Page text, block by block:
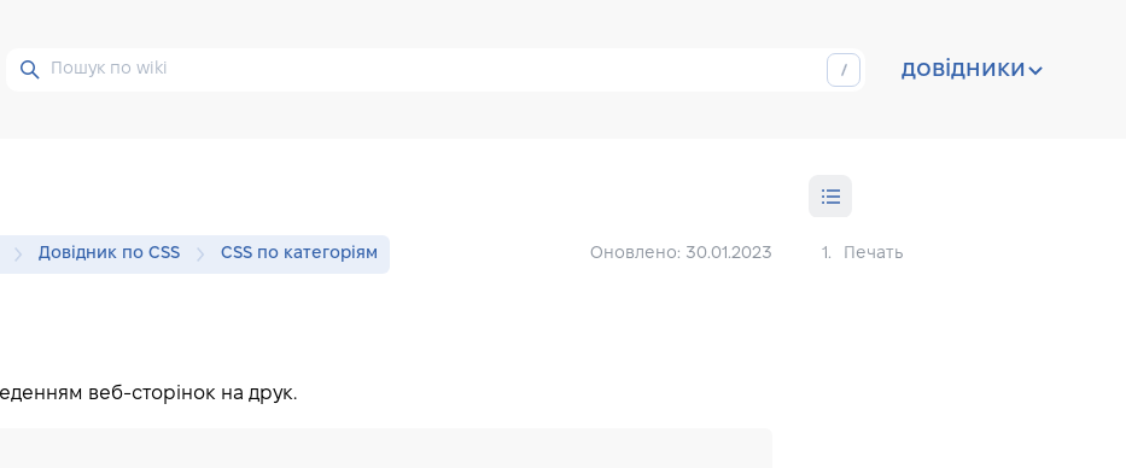
довідники
Довідник по CSS CSS по категоріям Оновлено: 30.01.2023
веб-сторінок на друк.
1. Печать